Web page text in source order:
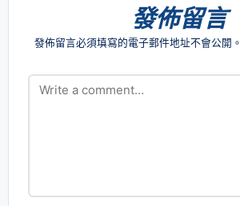
發佈留言
發佈留言必須填寫的電子郵件地址不會公開。